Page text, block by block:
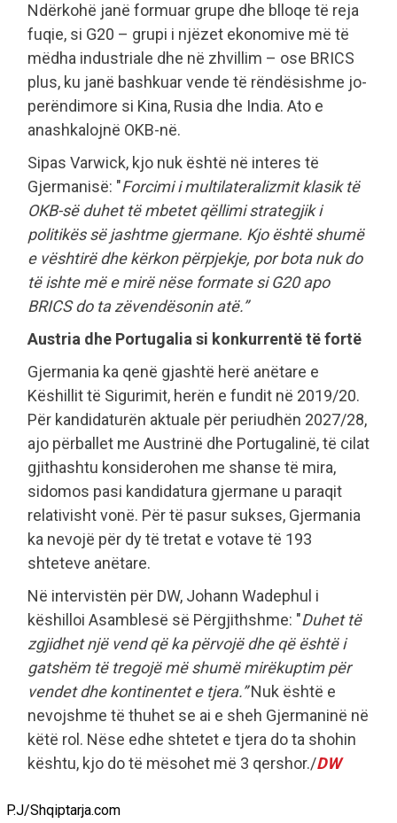
Ndërkohë janë formuar grupe dhe blloqe të reja
fuqie, si G20 – grupi i njëzet ekonomive më të
mëdha industriale dhe në zhvillim – ose BRICS
plus, ku janë bashkuar vende të rëndësishme jo-
perëndimore si Kina, Rusia dhe India. Ato e
anashkalojnë OKB-në.
Sipas Varwick, kjo nuk është në interes të
Gjermanisë: "Forcimi i multilateralizmit klasik të
OKB-së duhet të mbetet qëllimi strategjik i
politikës së jashtme gjermane. Kjo është shumë
e vështirë dhe kërkon përpjekje, por bota nuk do
të ishte më e mirë nëse formate si G20 apo
BRICS do ta zëvendësonin atë.”
Austria dhe Portugalia si konkurrentë të fortë
Gjermania ka qenë gjashtë herë anëtare e
Këshillit të Sigurimit, herën e fundit në 2019/20.
Për kandidaturën aktuale për periudhën 2027/28,
ajo përballet me Austrinë dhe Portugalinë, të cilat
gjithashtu konsiderohen me shanse të mira,
sidomos pasi kandidatura gjermane u paraqit
relativisht vonë. Për të pasur sukses, Gjermania
ka nevojë për dy të tretat e votave të 193
shteteve anëtare.
Në intervistën për DW, Johann Wadephul i
këshilloi Asamblesë së Përgjithshme: "Duhet të
zgjidhet një vend që ka përvojë dhe që është i
gatshëm të tregojë më shumë mirëkuptim për
vendet dhe kontinentet e tjera.”Nuk është e
nevojshme të thuhet se ai e sheh Gjermaninë në
këtë rol. Nëse edhe shtetet e tjera do ta shohin
kështu, kjo do të mësohet më 3 qershor./DW
P.J/Shqiptarja.com